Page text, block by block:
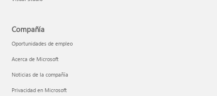
Compañía
Oportunidades de empleo
Acerca de Microsoft
Noticias de la compañía
Privacidad en Microsoft